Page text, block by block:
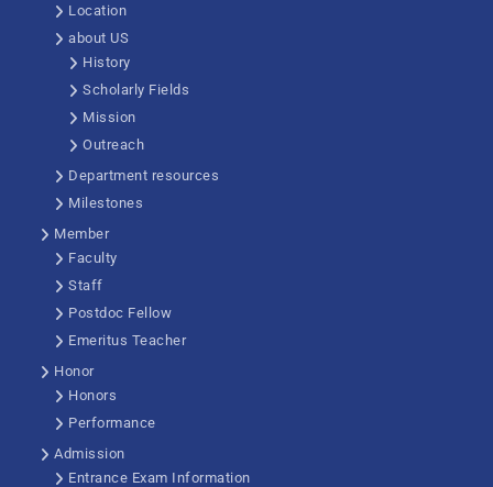
Location
about US
History
Scholarly Fields
Mission
Outreach
Department resources
Milestones
Member
Faculty
Staff
Postdoc Fellow
Emeritus Teacher
Honor
Honors
Performance
Admission
Entrance Exam Information